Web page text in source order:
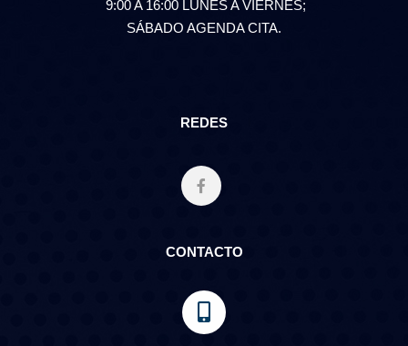
9:00 A 16:00 LUNES A VIERNES;
SÁBADO AGENDA CITA.
REDES
CONTACTO